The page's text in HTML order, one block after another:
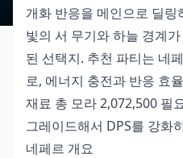
개화 반응을 메인으로 딜
빛의 서 무기와 하늘 경계
된 선택지. 추천 파티는 네
로, 에너지 충전과 반응 효
재료 총 모라 2,072,500 필
그레이드해서 DPS를 강화
네페르 개요